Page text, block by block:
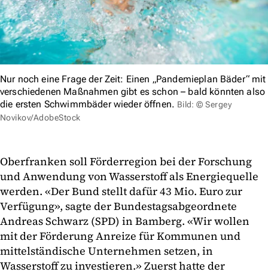
Nur noch eine Frage der Zeit: Einen „Pandemieplan Bäder“ mit
verschiedenen Maßnahmen gibt es schon – bald könnten also
die ersten Schwimmbäder wieder öffnen. Bild: © Sergey
Novikov/AdobeStock
Oberfranken soll Förderregion bei der Forschung
und Anwendung von Wasserstoff als Energiequelle
werden. «Der Bund stellt dafür 43 Mio. Euro zur
Verfügung», sagte der Bundestagsabgeordnete
Andreas Schwarz (SPD) in Bamberg. «Wir wollen
mit der Förderung Anreize für Kommunen und
mittelständische Unternehmen setzen, in
Wasserstoff zu investieren.» Zuerst hatte der